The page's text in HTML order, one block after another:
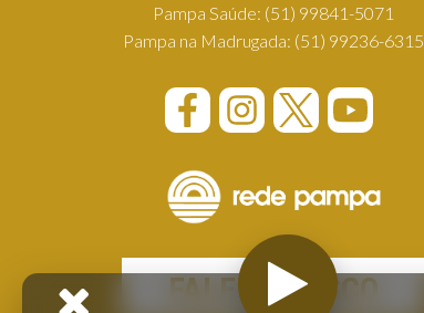
Pampa Saúde: (51) 99841-5071
Pampa na Madrugada: (51) 99236-6315
FALE CONOSCO